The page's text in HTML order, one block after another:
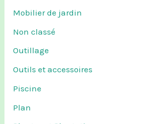
Mobilier de jardin
Non classé
Outillage
Outils et accessoires
Piscine
Plan